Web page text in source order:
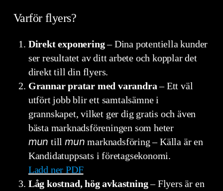
Varför flyers?
Direkt exponering– Dina potentiella kunder
ser resultatet av ditt arbete och kopplar det
direkt till din flyers.
Grannar pratar med varandra– Ett väl
utfört jobb blir ett samtalsämne i
grannskapet, vilket ger dig gratis och även
bästa marknadsföreningen som heter
mun tillmun marknadsföring – Källa är en
Kandidatuppsats i företagsekonomi.
Ladd ner PDF
Låg kostnad, hög avkastning– Flyers är en